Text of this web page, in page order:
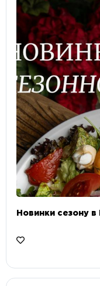
Новинки сезону